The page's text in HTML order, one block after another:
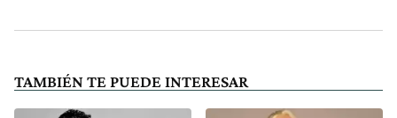
TAMBIÉN TE PUEDE INTERESAR